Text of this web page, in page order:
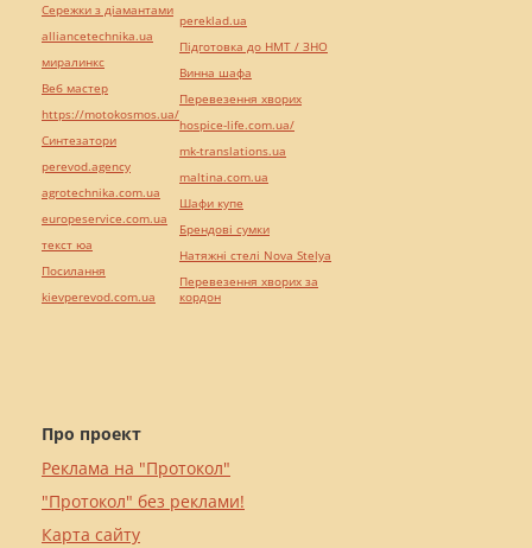
Про проект
Реклама на "Протокол"
"Протокол" без реклами!
Карта сайту
Сережки з діамантами
alliancetechnika.ua
миралинкс
Веб мастер
https://motokosmos.ua/
Синтезатори
perevod.agency
agrotechnika.com.ua
europeservice.com.ua
текст юа
Посилання
kievperevod.com.ua
pereklad.ua
Підготовка до НМТ / ЗНО
Винна шафа
Перевезення хворих
hospice-life.com.ua/
mk-translations.ua
maltina.com.ua
Шафи купе
Брендові сумки
Натяжні стелі Nova Stelya
Перевезення хворих за
кордон